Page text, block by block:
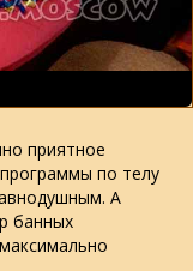
приятное
программы по телу
. А
банных
максимально